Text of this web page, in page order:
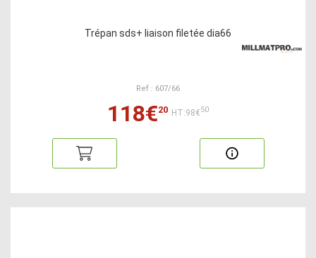
Trépan sds+ liaison filetée dia66
Ref : 607/66
118€20 HT:98€50